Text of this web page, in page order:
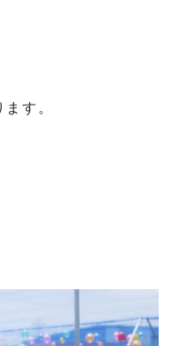
す。